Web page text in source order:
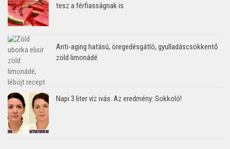
tesz a férfiasságnak is
Anti-aging hatású, öregedésgátló, gyulladáscsökkentő
zöld limonádé
Napi 3 liter víz ivás. Az eredmény: Sokkoló!